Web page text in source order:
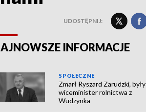
UDOSTĘPNIJ:
INFORMACJE
SPOŁECZNE
Zmarł Ryszard Zarudzki, były
wiceminister rolnictwa z
Wudzynka